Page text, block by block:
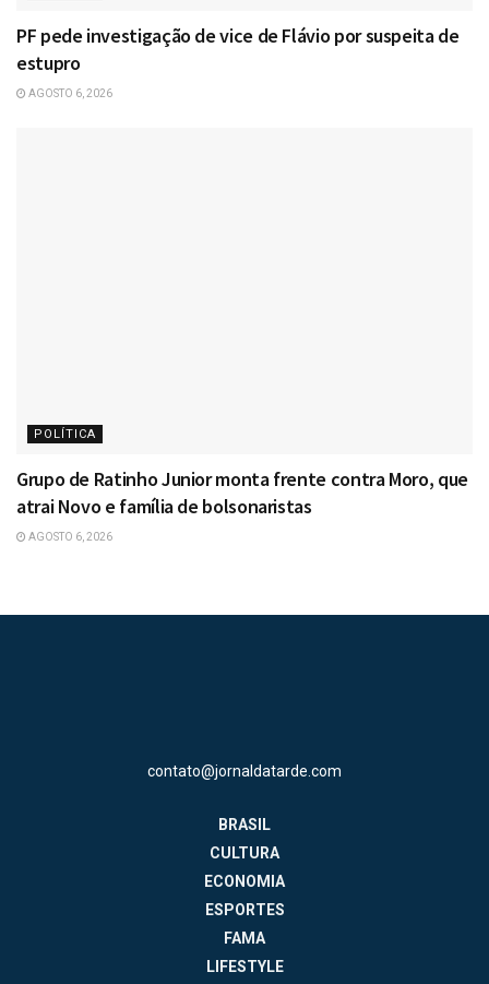
PF pede investigação de vice de Flávio por suspeita de
estupro
AGOSTO 6, 2026
POLÍTICA
Grupo de Ratinho Junior monta frente contra Moro, que
atrai Novo e família de bolsonaristas
AGOSTO 6, 2026
contato@jornaldatarde.com
BRASIL
CULTURA
ECONOMIA
ESPORTES
FAMA
LIFESTYLE